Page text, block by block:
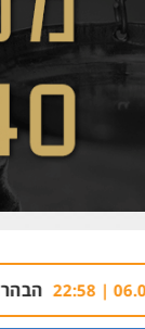
רימון רסס